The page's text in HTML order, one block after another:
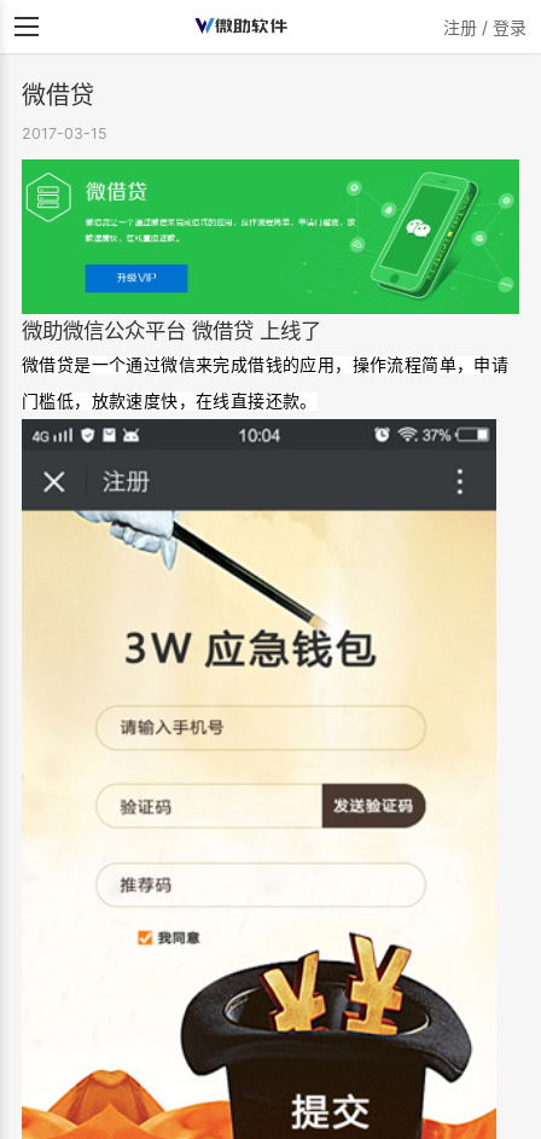
注册 / 登录
微借贷
2017-03-15
微助微信公众平台 微借贷 上线了
微借贷是一个通过微信来完成借钱的应用，操作流程简单，申请
门槛低，放款速度快，在线直接还款。